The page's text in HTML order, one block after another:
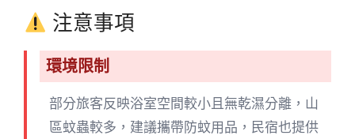
注意事項
環境限制
部分旅客反映浴室空間較小且無乾濕分離，山
區蚊蟲較多，建議攜帶防蚊用品，民宿也提供